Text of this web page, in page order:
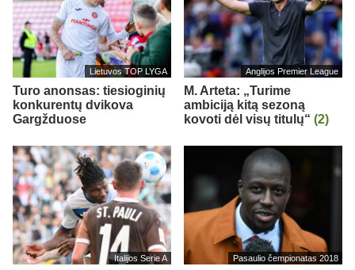
Lietuvos TOP LYGA
Turo anonsas: tiesioginių
konkurentų dvikova
Gargžduose
Anglijos Premier League
M. Arteta: „Turime
ambiciją kitą sezoną
kovoti dėl visų titulų“ (2)
Italijos Serie A Pasaulio čempionatas 2018